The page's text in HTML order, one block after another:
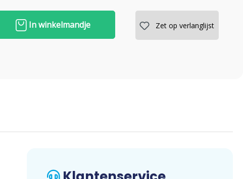
In winkelmandje Zet op verlanglijst